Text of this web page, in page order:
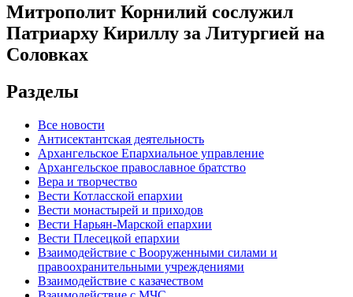
Митрополит Корнилий сослужил
Патриарху Кириллу за Литургией на
Соловках
Разделы
Все новости
Антисектантская деятельность
Архангельское Епархиальное управление
Архангельское православное братство
Вера и творчество
Вести Котласской епархии
Вести монастырей и приходов
Вести Нарьян-Марской епархии
Вести Плесецкой епархии
Взаимодействие с Вооруженными силами и
правоохранительными учреждениями
Взаимодействие с казачеством